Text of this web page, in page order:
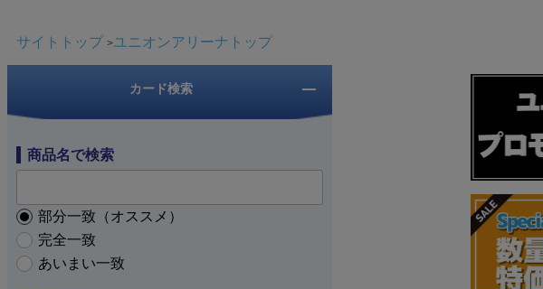
サイトトップ ユニオンアリーナトップ
カード検索
商品名で検索
部分一致（オススメ）
完全一致
あいまい一致